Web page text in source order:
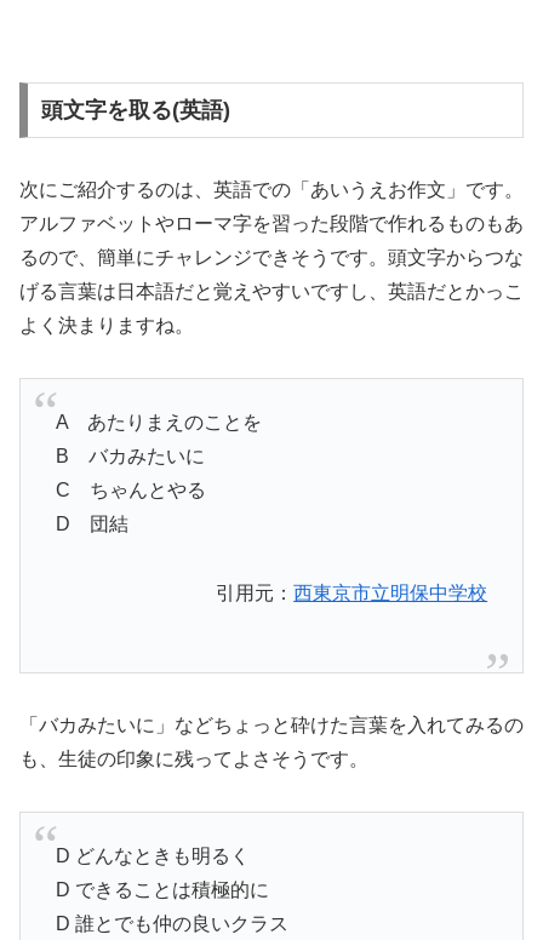
頭文字を取る(英語)
次にご紹介するのは、英語での「あいうえお作文」です。
アルファベットやローマ字を習った段階で作れるものもあ
るので、簡単にチャレンジできそうです。頭文字からつな
げる言葉は日本語だと覚えやすいですし、英語だとかっこ
よく決まりますね。
A あたりまえのことを
B バカみたいに
C ちゃんとやる
D 団結
引用元：西東京市立明保中学校
「バカみたいに」などちょっと砕けた言葉を入れてみるの
も、生徒の印象に残ってよさそうです。
D どんなときも明るく
D できることは積極的に
D 誰とでも仲の良いクラス